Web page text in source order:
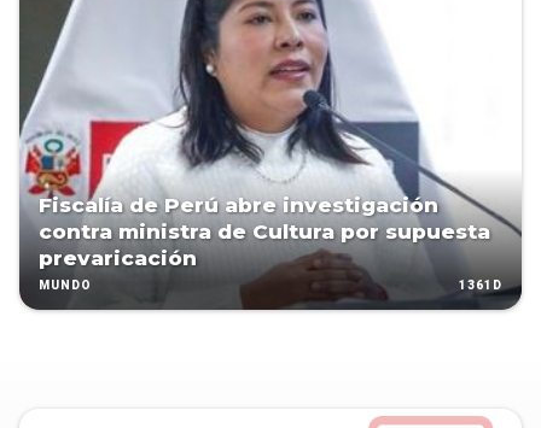
Fiscalía de Perú abre investigación
contra ministra de Cultura por supuesta
prevaricación
MUNDO 1361D